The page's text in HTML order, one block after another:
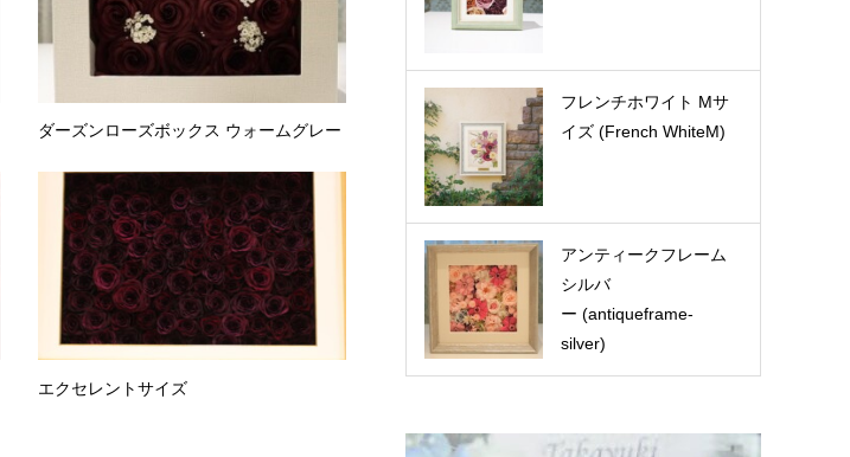
ダーズンローズボックス ウォームグレー
エクセレントサイズ
フレンチホワイト Mサ
イズ (French WhiteM)
アンティークフレーム
シルバ
ー (antiqueframe-
silver)